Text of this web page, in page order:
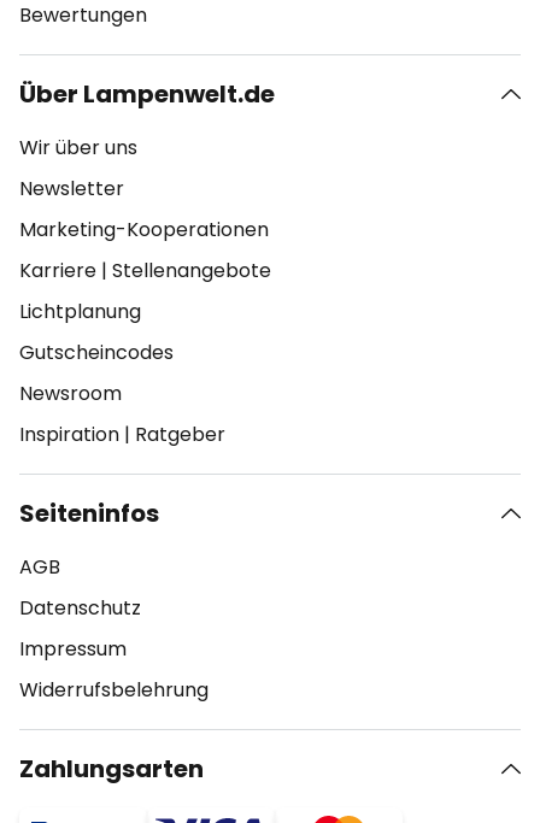
Bewertungen
Über Lampenwelt.de
Wir über uns
Newsletter
Marketing-Kooperationen
Karriere | Stellenangebote
Lichtplanung
Gutscheincodes
Newsroom
Inspiration | Ratgeber
Seiteninfos
AGB
Datenschutz
Impressum
Widerrufsbelehrung
Zahlungsarten